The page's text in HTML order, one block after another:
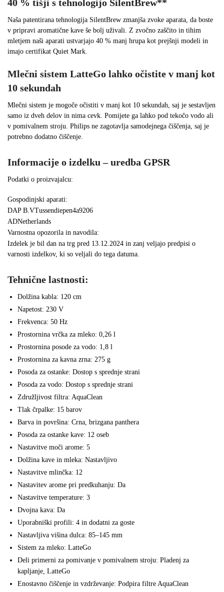
40 % tišji s tehnologijo SilentBrew**
Naša patentirana tehnologija SilentBrew zmanjša zvoke aparata, da boste
v pripravi aromatične kave še bolj uživali. Z zvočno zaščito in tihim
mletjem naši aparati ustvarjajo 40 % manj hrupa kot prejšnji modeli in
imajo certifikat Quiet Mark.
Mlečni sistem LatteGo lahko očistite v manj kot
10 sekundah
Mlečni sistem je mogoče očistiti v manj kot 10 sekundah, saj je sestavljen
samo iz dveh delov in nima cevk. Pomijete ga lahko pod tekočo vodo ali
v pomivalnem stroju. Philips ne zagotavlja samodejnega čiščenja, saj je
potrebno dodatno čiščenje.
Informacije o izdelku – uredba GPSR
Podatki o proizvajalcu:
Gospodinjski aparati:
DAP B.VTussendiepen4a9206
ADNetherlands
Varnostna opozorila in navodila:
Izdelek je bil dan na trg pred 13.12.2024 in zanj veljajo predpisi o
varnosti izdelkov, ki so veljali do tega datuma.
Tehnične lastnosti:
Dolžina kabla: 120 cm
Napetost: 230 V
Frekvenca: 50 Hz
Prostornina vrčka za mleko: 0,26 l
Prostornina posode za vodo: 1,8 l
Prostornina za kavna zrna: 275 g
Posoda za ostanke: Dostop s sprednje strani
Posoda za vodo: Dostop s sprednje strani
Združljivost filtra: AquaClean
Tlak črpalke: 15 barov
Barva in površina: Crna, brizgana panthera
Posoda za ostanke kave: 12 oseb
Nastavitve moči arome: 5
Dolžina kave in mleka: Nastavljivo
Nastavitve mlinčka: 12
Nastavitev arome pri predkuhanju: Da
Nastavitve temperature: 3
Dvojna kava: Da
Uporabniški profili: 4 in dodatni za goste
Nastavljiva višina dulca: 85–145 mm
Sistem za mleko: LatteGo
Deli primerni za pomivanje v pomivalnem stroju: Pladenj za
kapljanje, LatteGo
Enostavno čiščenje in vzdrževanje: Podpira filtre AquaClean